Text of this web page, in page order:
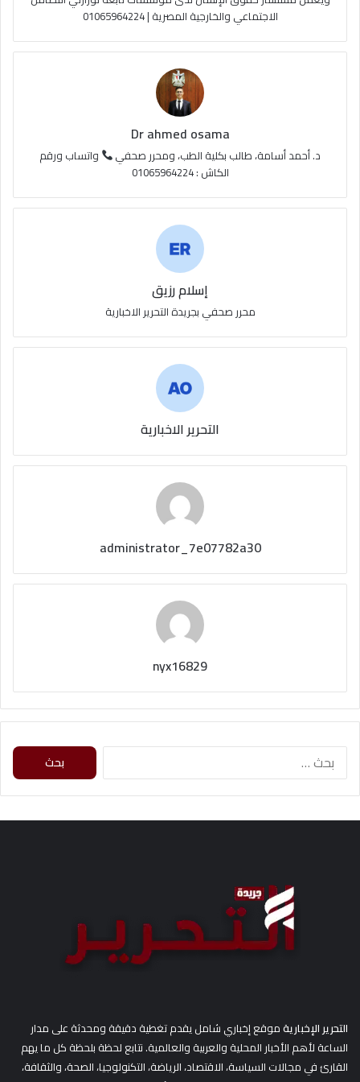
ق
ع
R
S
S
الاجتماعي والخارجية المصرية | 01065964224
Dr ahmed osama
د. أحمد أسامة، طالب بكلية الطب، ومحرر صحفي
واتساب ورقم
الكاش : 01065964224
إسلام رزيق
محرر صحفي بجريدة التحرير الاخبارية
التحرير الاخبارية
administrator_7e07782a30
nyx16829
ث
التحرير الإخباريةموقع إخباري شامل يقدم تغطية دقيقة ومحدثة على مدار
الساعة لأهم الأخبار المحلية والعربية والعالمية. نتابع لحظة بلحظة كل ما يهم
القارئ في مجالات السياسة، الاقتصاد، الرياضة، التكنولوجيا، الصحة، والثقافة،